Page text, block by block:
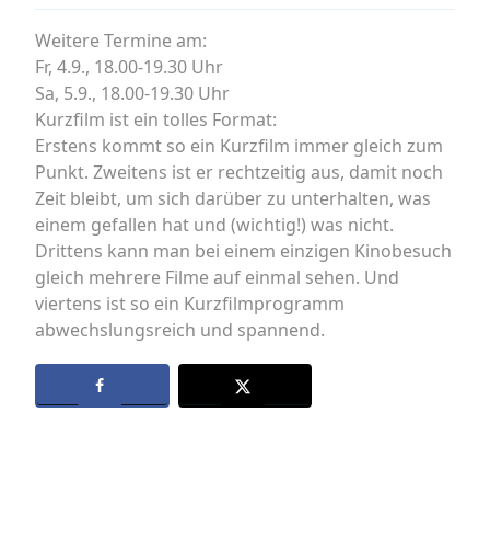
Weitere Termine am:
Fr, 4.9., 18.00-19.30 Uhr
Sa, 5.9., 18.00-19.30 Uhr
Kurzfilm ist ein tolles Format:
Erstens kommt so ein Kurzfilm immer gleich zum
Punkt. Zweitens ist er rechtzeitig aus, damit noch
Zeit bleibt, um sich darüber zu unterhalten, was
einem gefallen hat und (wichtig!) was nicht.
Drittens kann man bei einem einzigen Kinobesuch
gleich mehrere Filme auf einmal sehen. Und
viertens ist so ein Kurzfilmprogramm
abwechslungsreich und spannend.